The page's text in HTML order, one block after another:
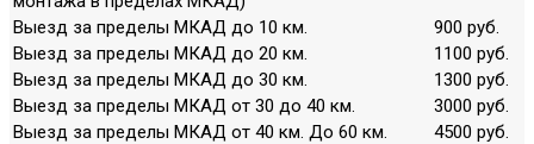
Выезд за пределы МКАД до 10 км.
900 руб.
Выезд за пределы МКАД до 20 км.
1100 руб.
Выезд за пределы МКАД до 30 км.
1300 руб.
Выезд за пределы МКАД от 30 до 40 км.
3000 руб.
Выезд за пределы МКАД от 40 км. До 60 км.
4500 руб.